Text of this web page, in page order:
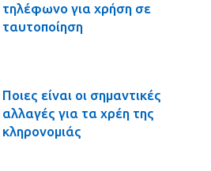
τηλέφωνο για χρήση σε
ταυτοποίηση
Ποιες είναι οι σημαντικές
αλλαγές για τα χρέη της
κληρονομιάς